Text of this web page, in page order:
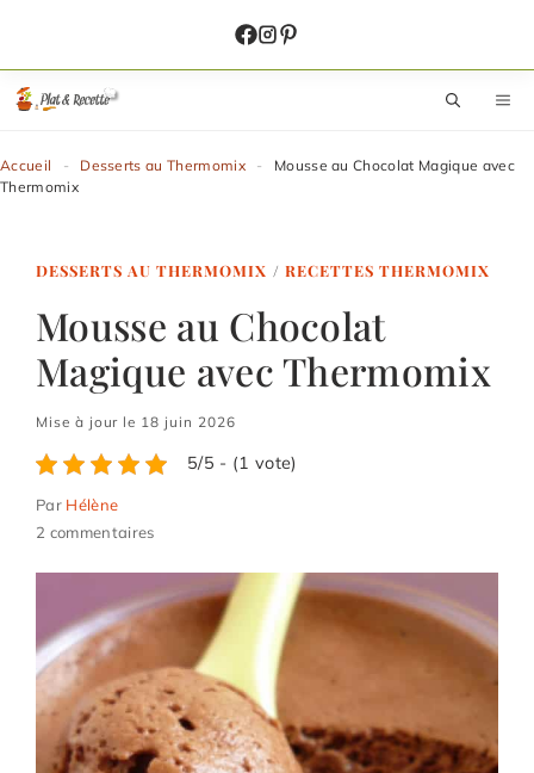
contenu
Accueil - Desserts au Thermomix -
Mousse au Chocolat Magique avec
Thermomix
DESSERTS AU THERMOMIX / RECETTES THERMOMIX
Mousse au Chocolat
Magique avec Thermomix
Mise à jour le 18 juin 2026
5/5 - (1 vote)
Par Hélène
2 commentaires